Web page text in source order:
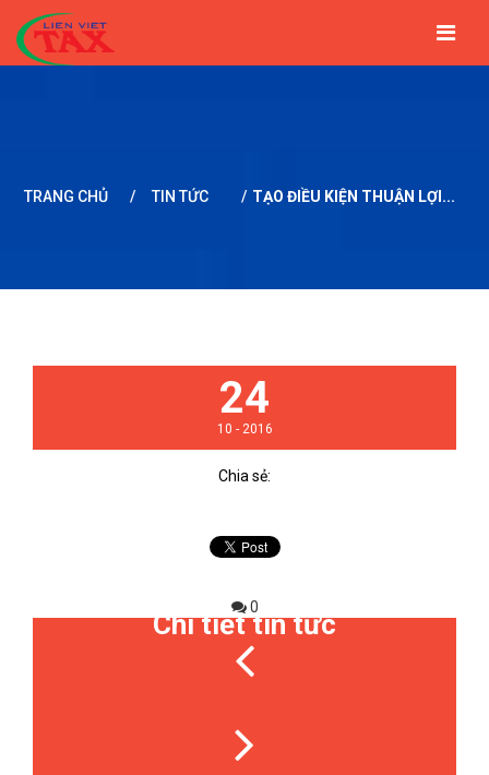
TRANG CHỦ / TIN TỨC / TẠO ĐIỀU KIỆN THUẬN LỢI...
Chi tiết tin tức
24
10 - 2016
Chia sẻ:
0